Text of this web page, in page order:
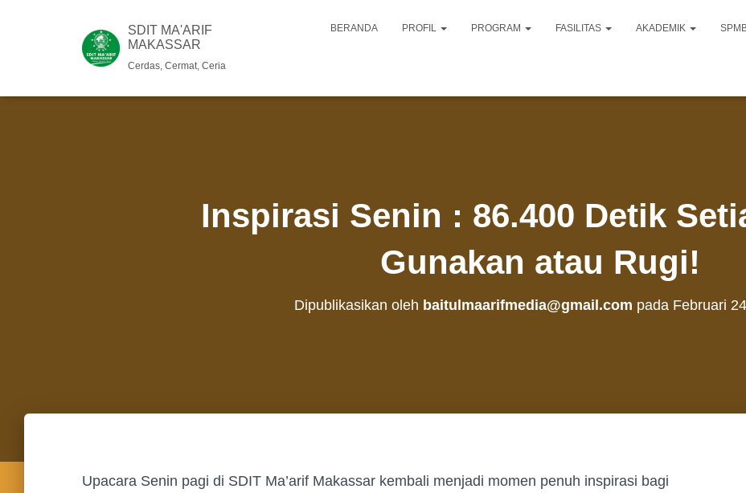
SDIT MA'ARIF
MAKASSAR
Cerdas, Cermat, Ceria
BERANDA PROFIL PROGRAM FASILITAS AKADEMIK
Inspirasi Senin : 86.400 Detik
Gunakan atau Rugi!
Dipublikasikan oleh baitulmaarifmedia@gmail.com pada Februari
Upacara Senin pagi di SDIT Ma’arif Makassar kembali menjadi momen penuh inspirasi bagi